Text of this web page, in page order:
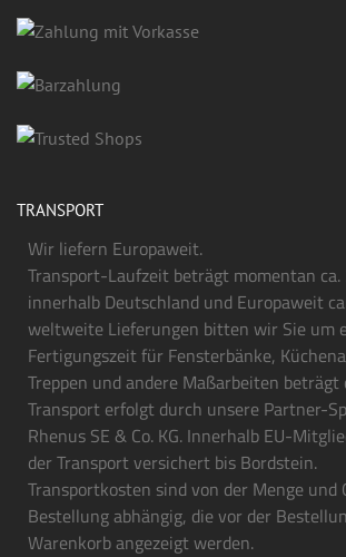
TRANSPORT
Wir liefern Europaweit.
Transport-Laufzeit beträgt momentan ca.
innerhalb Deutschland und Europaweit
weltweite Lieferungen bitten wir Sie um
Fertigungszeit für Fensterbänke,
Treppen und andere Maßarbeiten beträgt
Transport erfolgt durch unsere Partner-
Rhenus SE & Co. KG. Innerhalb EU-
der Transport versichert bis Bordstein.
Transportkosten sind von der Menge und
Bestellung abhängig, die vor der
Warenkorb angezeigt werden.